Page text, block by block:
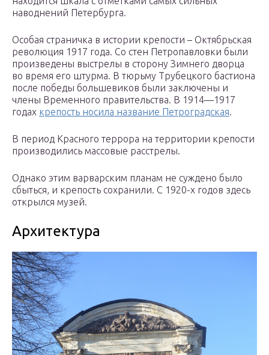
наводнений Петербурга.
Особая страничка в истории крепости – Октябрьская
революция 1917 года. Со стен Петропавловки были
произведены выстрелы в сторону Зимнего дворца
во время его штурма. В тюрьму Трубецкого бастиона
после победы большевиков были заключены и
члены Временного правительства. В 1914—1917
годах крепость носила название Петроградская.
В период Красного террора на территории крепости
производились массовые расстрелы.
Однако этим варварским планам не суждено было
сбыться, и крепость сохранили. С 1920-х годов здесь
открылся музей.
Архитектура